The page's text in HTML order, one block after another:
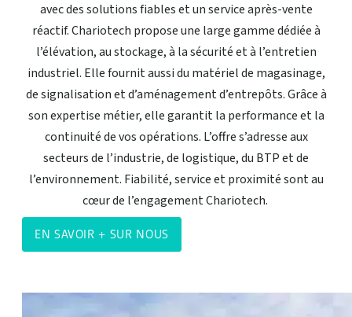
avec des solutions fiables et un service après-vente
réactif. Chariotech propose une large gamme dédiée à
l’élévation, au stockage, à la sécurité et à l’entretien
industriel. Elle fournit aussi du matériel de magasinage,
de signalisation et d’aménagement d’entrepôts. Grâce à
son expertise métier, elle garantit la performance et la
continuité de vos opérations. L’offre s’adresse aux
secteurs de l’industrie, de logistique, du BTP et de
l’environnement. Fiabilité, service et proximité sont au
cœur de l’engagement Chariotech.
EN SAVOIR + SUR NOUS